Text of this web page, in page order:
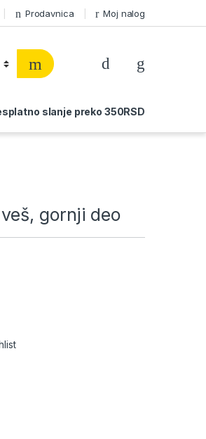
Prodavnica Moj nalog
slanje preko 350RSD
gornji deo